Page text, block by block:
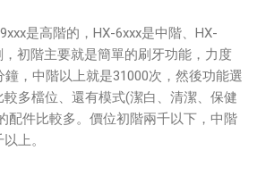
是高階的，HX-6xxx是中階、HX-
初階主要就是簡單的刷牙功能，力度
，中階以上就是31000次，然後功能選
多檔位、還有模式(潔白、清潔、保健
配件比較多。價位初階兩千以下，中階
上。